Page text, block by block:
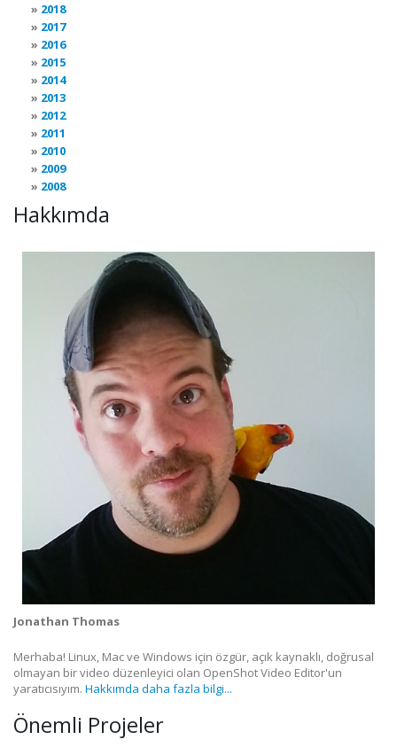
2018
2017
2016
2015
2014
2013
2012
2011
2010
2009
2008
Hakkımda
Jonathan Thomas
Merhaba! Linux, Mac ve Windows için özgür, açık kaynaklı, doğrusal
olmayan bir video düzenleyici olan OpenShot Video Editor'un
yaratıcısıyım. Hakkımda daha fazla bilgi...
Önemli Projeler